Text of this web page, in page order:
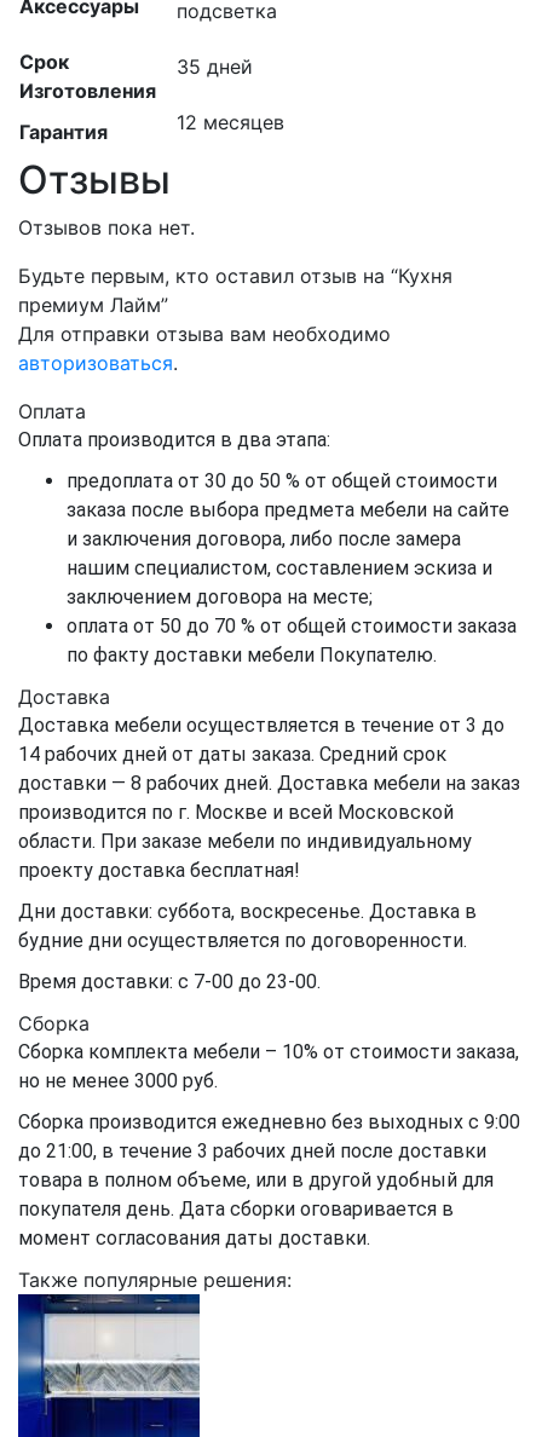
Аксессуары подсветка
Срок
Изготовления
35 дней
Гарантия 12 месяцев
Отзывы
Отзывов пока нет.
Будьте первым, кто оставил отзыв на “Кухня
премиум Лайм”
Для отправки отзыва вам необходимо
авторизоваться.
Оплата
Оплата производится в два этапа:
предоплата от 30 до 50 % от общей стоимости
заказа после выбора предмета мебели на сайте
и заключения договора, либо после замера
нашим специалистом, составлением эскиза и
заключением договора на месте;
оплата от 50 до 70 % от общей стоимости заказа
по факту доставки мебели Покупателю.
Доставка
Доставка мебели осуществляется в течение от 3 до
14 рабочих дней от даты заказа. Средний срок
доставки — 8 рабочих дней. Доставка мебели на заказ
производится по г. Москве и всей Московской
области. При заказе мебели по индивидуальному
проекту доставка бесплатная!
Дни доставки: суббота, воскресенье. Доставка в
будние дни осуществляется по договоренности.
Время доставки: с 7-00 до 23-00.
Сборка
Сборка комплекта мебели – 10% от стоимости заказа,
но не менее 3000 руб.
Сборка производится ежедневно без выходных с 9:00
до 21:00, в течение 3 рабочих дней после доставки
товара в полном объеме, или в другой удобный для
покупателя день. Дата сборки оговаривается в
момент согласования даты доставки.
Также популярные решения: